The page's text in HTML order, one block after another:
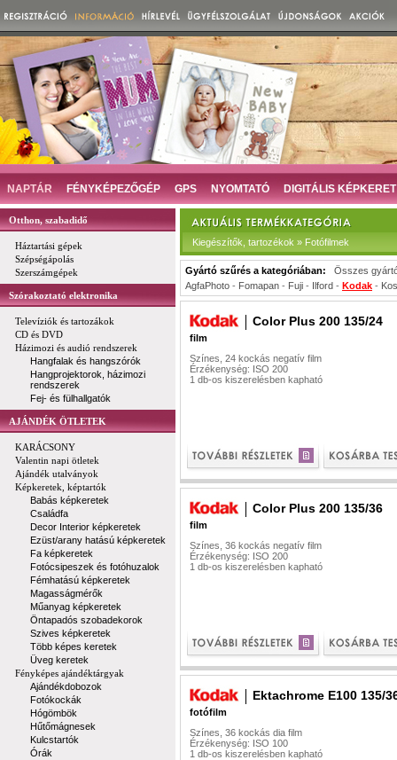
NAPTÁR FÉNYKÉPEZŐGÉP GPS NYOMTATÓ DIGITÁLIS KÉPKERET
Otthon, szabadidő
Háztartási gépek
Szépségápolás
Szerszámgépek
Szórakoztató elektronika
Televíziók és tartozákok
CD és DVD
Házimozi és audió rendszerek
Hangfalak és hangszórók
Hangprojektorok, házimozi
rendszerek
Fej- és fülhallgatók
AJÁNDÉK ÖTLETEK
KARÁCSONY
Valentin napi ötletek
Ajándék utalványok
Képkeretek, képtartók
Babás képkeretek
Családfa
Decor Interior képkeretek
Ezüst/arany hatású képkeretek
Fa képkeretek
Fotócsipeszek és fotóhuzalok
Fémhatású képkeretek
Magasságmérők
Műanyag képkeretek
Öntapadós szobadekorok
Szives képkeretek
Több képes keretek
Üveg keretek
Fényképes ajándéktárgyak
Ajándékdobozok
Fotókockák
Hógömbök
Hűtőmágnesek
Kulcstartók
Órák
Kiegészítők, tartozékok » Fotófilmek
Gyártó szűrés a kategóriában: Összes
AgfaPhoto - Fomapan - Fuji - Ilford - Kodak -
Color Plus 200 135/24
film
Színes, 24 kockás negatív film
Érzékenység: ISO 200
1 db-os kiszerelésben kapható
Color Plus 200 135/36
film
Színes, 36 kockás negatív film
Érzékenység: ISO 200
1 db-os kiszerelésben kapható
Ektachrome E100 135/
fotófilm
Színes, 36 kockás dia film
Érzékenység: ISO 100
1 db-os kiszerelésben kapható